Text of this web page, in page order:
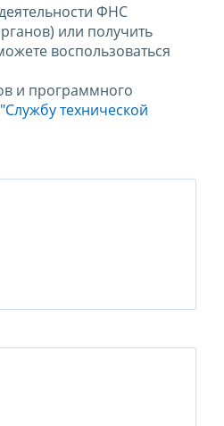
ФНС
или получить
воспользоваться
и программного
"Службу технической